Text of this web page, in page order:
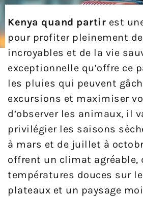
Kenya quand partir est
pour profiter pleinement
incroyables et de la vie
exceptionnelle qu’offre ce
les pluies qui peuvent
excursions et maximiser
d’observer les animaux, il
privilégier les saisons
à mars et de juillet à
offrent un climat agréable,
températures douces sur
plateaux et un paysage